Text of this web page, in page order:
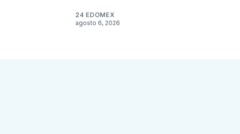
24 EDOMEX
agosto 6, 2026